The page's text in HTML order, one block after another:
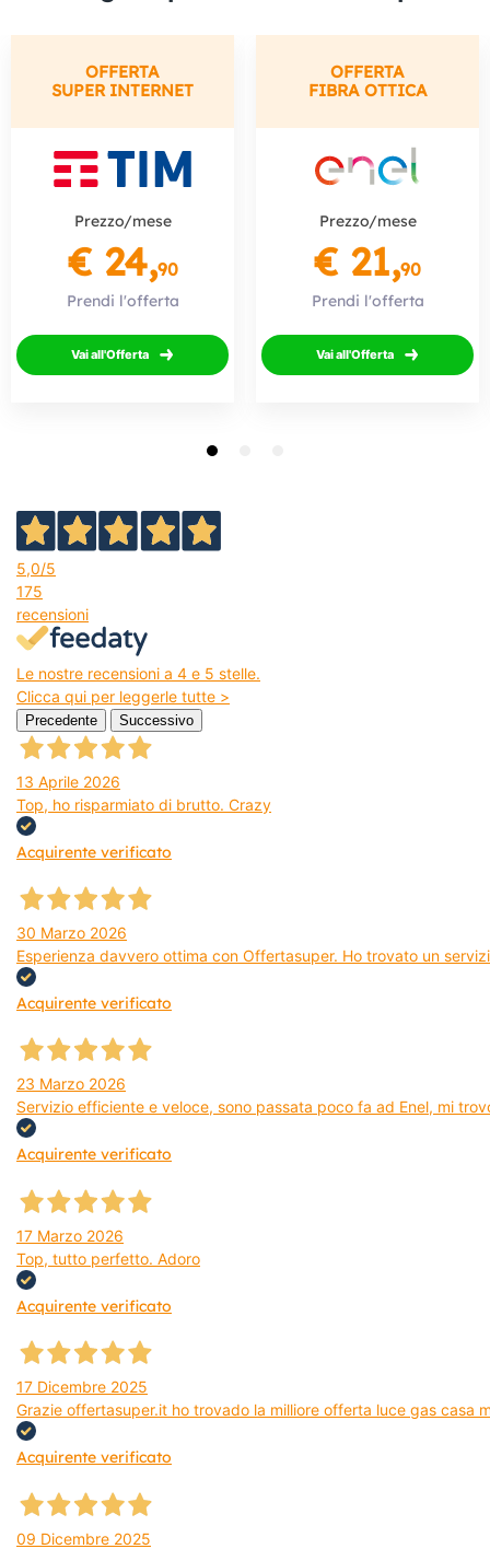
OFFERTA
SUPER INTERNET
Prezzo/mese
€ 24,90
Prendi l'offerta
Vai all'Offerta
OFFERTA
FIBRA OTTICA
Prezzo/mese
€ 21,90
Prendi l'offerta
Vai all'Offerta
5,0/5
175
recensioni
Le nostre recensioni a 4 e 5 stelle.
Clicca qui per leggerle tutte >
Precedente Successivo
13 Aprile 2026
Top, ho risparmiato di brutto. Crazy
Acquirente verificato
30 Marzo 2026
Esperienza davvero ottima con Offertasuper. Ho trovato un
Acquirente verificato
23 Marzo 2026
Servizio efficiente e veloce, sono passata poco fa ad Enel, mi
Acquirente verificato
17 Marzo 2026
Top, tutto perfetto. Adoro
Acquirente verificato
17 Dicembre 2025
Grazie offertasuper.it ho trovado la milliore offerta luce gas casa
Acquirente verificato
09 Dicembre 2025